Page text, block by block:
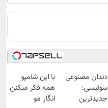
دندان مصنوعی
سوئیسی:
جدیدترین
با این شامپو
همه فکر میکنن
انگار مو